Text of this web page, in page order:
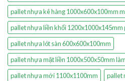
pallet nhựa kê hàng 1000x600x100mm
pallet nhựa liền khối 1200x1000x145mm
pallet nhựa lót sàn 600x600x100mm
pallet nhựa mặt liền 1000x500x50mm
pallet nhựa mới 1100x1100mm
pallet